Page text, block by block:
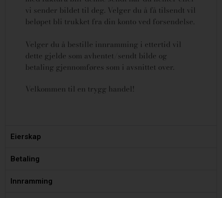
vi sender bildet til deg. Velger du å få tilsendt vil
beløpet bli trukket fra din konto ved forsendelse.
Velger du å bestille innramming i ettertid vil
dette gjelde som avhentet/sendt bilde og
betaling gjennomføres som i avsnittet over.
Velkommen til en trygg handel!
Eierskap
Betaling
Innramming